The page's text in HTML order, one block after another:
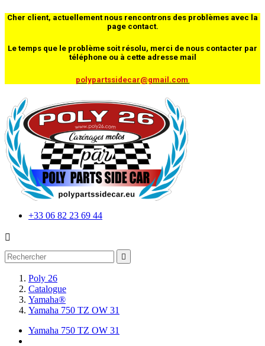
Cher client, actuellement nous rencontrons des problèmes avec la
page contact.
Le temps que le problème soit résolu, merci de nous contacter par
téléphone ou à cette adresse mail
polypartssidecar@gmail.com
+33 06 82 23 69 44


Poly 26
Catalogue
Yamaha®
Yamaha 750 TZ OW 31
Yamaha 750 TZ OW 31